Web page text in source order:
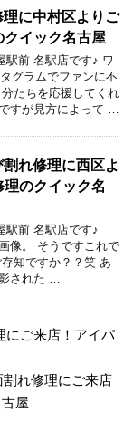
に中村区よりご
イック名古屋
駅前 名駅店です♪ ワ
グラムでファンに不
たちを応援してくれ
すが見方によって …
れ修理に西区よ
のクイック名
駅前 名駅店です♪
像。 そうですこれで
知ですか？？笑 あ
された …
にご来店！アイパ
れ修理にご来店
屋